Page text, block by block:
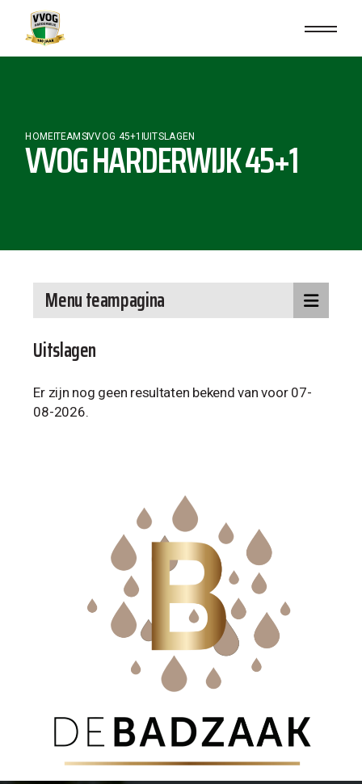
HOMETEAMSVVOG 45+1 UITSLAGEN
VVOG HARDERWIJK 45+1
Uitslagen
Er zijn nog geen resultaten bekend van voor 07-
08-2026.
Menu teampagina